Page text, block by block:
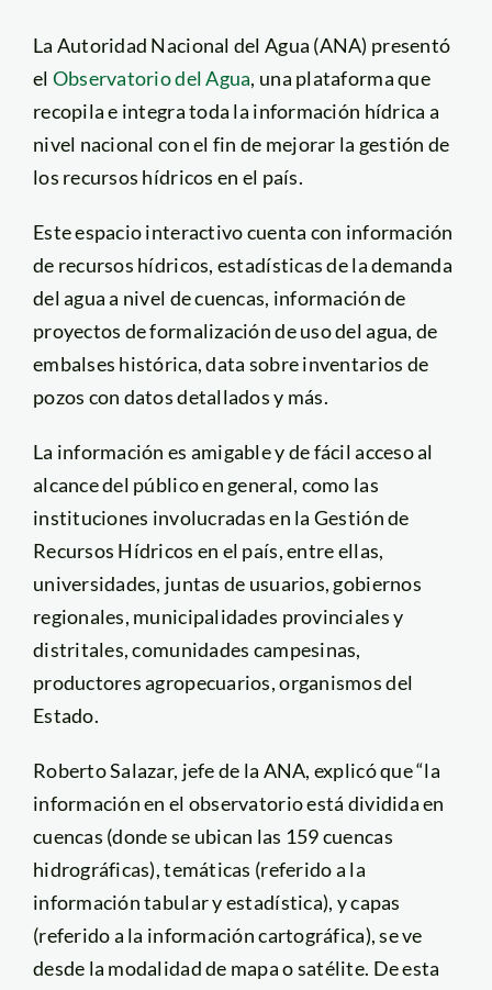
La Autoridad Nacional del Agua (ANA) presentó
el Observatorio del Agua, una plataforma que
recopila e integra toda la información hídrica a
nivel nacional con el fin de mejorar la gestión de
los recursos hídricos en el país.
Este espacio interactivo cuenta con información
de recursos hídricos, estadísticas de la demanda
del agua a nivel de cuencas, información de
proyectos de formalización de uso del agua, de
embalses histórica, data sobre inventarios de
pozos con datos detallados y más.
La información es amigable y de fácil acceso al
alcance del público en general, como las
instituciones involucradas en la Gestión de
Recursos Hídricos en el país, entre ellas,
universidades, juntas de usuarios, gobiernos
regionales, municipalidades provinciales y
distritales, comunidades campesinas,
productores agropecuarios, organismos del
Estado.
Roberto Salazar, jefe de la ANA, explicó que “la
información en el observatorio está dividida en
cuencas (donde se ubican las 159 cuencas
hidrográficas), temáticas (referido a la
información tabular y estadística), y capas
(referido a la información cartográfica), se ve
desde la modalidad de mapa o satélite. De esta